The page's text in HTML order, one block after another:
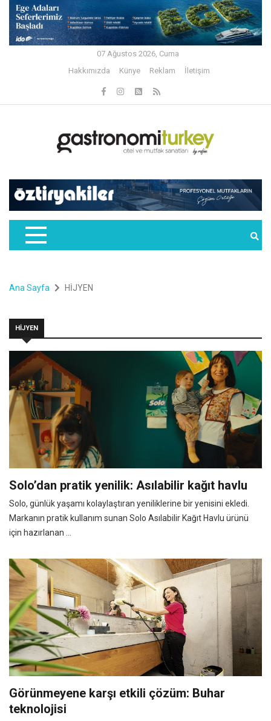
07 Ağustos 2026, Cuma
Hakkımızda
Künye Reklam İletişim
Ana Sayfa HİJYEN
HİJYEN
Solo’dan pratik yenilik: Asılabilir kağıt havlu
Solo, günlük yaşamı kolaylaştıran yeniliklerine bir yenisini ekledi.
Markanın pratik kullanım sunan Solo Asılabilir Kağıt Havlu ürünü
için hazırlanan ...
Görünmeyene karşı etkili çözüm: Buhar
teknolojisi